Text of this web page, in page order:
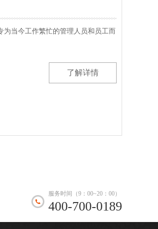
当今工作繁忙的管理人员和员工而
了解详情
服务时间（9：00~20：00）
400-700-0189